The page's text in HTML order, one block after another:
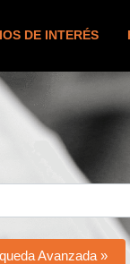
DE INTERÉS
Avanzada »